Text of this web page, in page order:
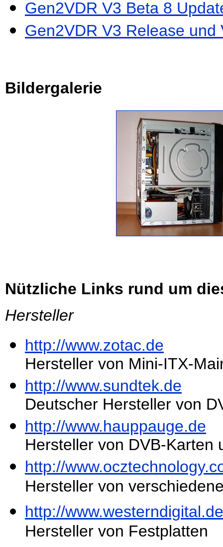
Gen2VDR V3 Beta 8
Gen2VDR V3 Release und
Bildergalerie
Nützliche Links rund um
Hersteller
http://www.zotac.de
Hersteller von Mini-ITX-
http://www.sundtek.de
Deutscher Hersteller von
http://www.hauppauge.de
Hersteller von DVB-Karten
http://
Hersteller von
http://www.westerndigital.de
Hersteller von Festplatten